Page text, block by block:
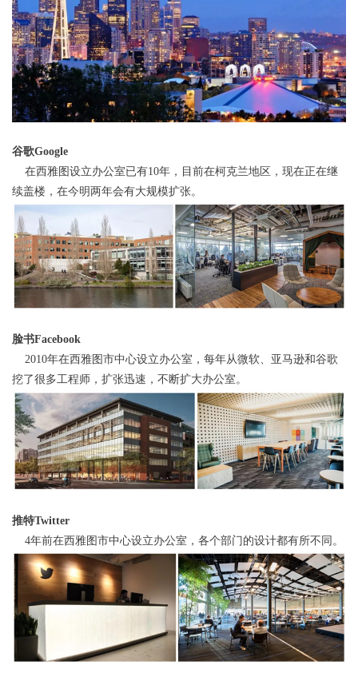
谷歌Google
在西雅图设立办公室已有10年，目前在柯克兰地区，现在正在继
续盖楼，在今明两年会有大规模扩张。
脸书Facebook
2010年在西雅图市中心设立办公室，每年从微软、亚马逊和谷歌
挖了很多工程师，扩张迅速，不断扩大办公室。
推特Twitter
4年前在西雅图市中心设立办公室，各个部门的设计都有所不同。